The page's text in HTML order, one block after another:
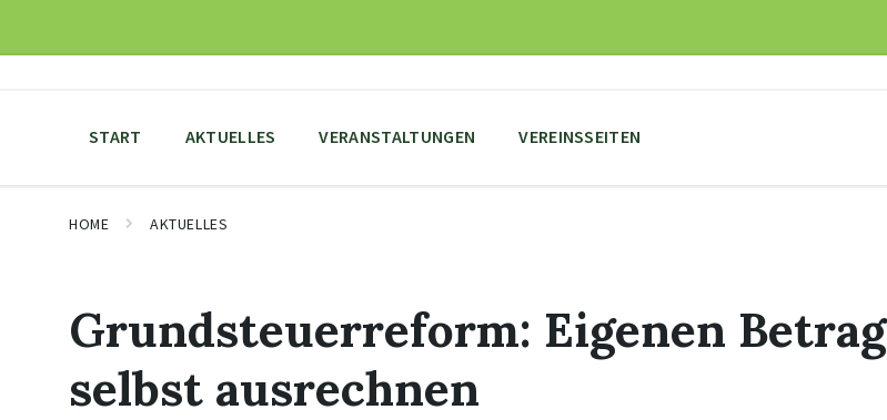
content
main
footer
START AKTUELLES VERANSTALTUNGEN VEREINSSEITEN
HOME AKTUELLES
Grundsteuerreform: Eigenen Betrag
selbst ausrechnen